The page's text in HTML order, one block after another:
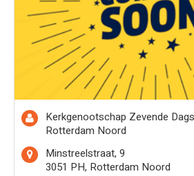
Kerkgenootschap Zevende
Rotterdam Noord
Minstreelstraat, 9
3051 PH, Rotterdam Noord